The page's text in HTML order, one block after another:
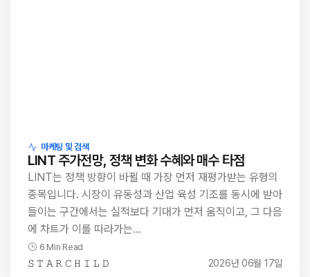
마케팅 및 검색
LINT 주가전망, 정책 변화 수혜와 매수 타점
LINT는 정책 방향이 바뀔 때 가장 먼저 재평가받는 유형의
종목입니다. 시장이 유동성과 산업 육성 기조를 동시에 받아
들이는 구간에서는 실적보다 기대가 먼저 움직이고, 그 다음
에 차트가 이를 따라가는…
6 Min Read
𝚂 𝚃 𝙰 𝚁 𝙲 𝙷 𝙸 𝙻 𝙳 2026년 06월 17일